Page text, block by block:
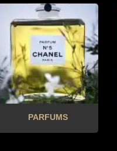
PARFUMS